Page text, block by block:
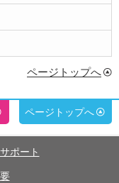
ページトップへ
ページトップへ
ポート